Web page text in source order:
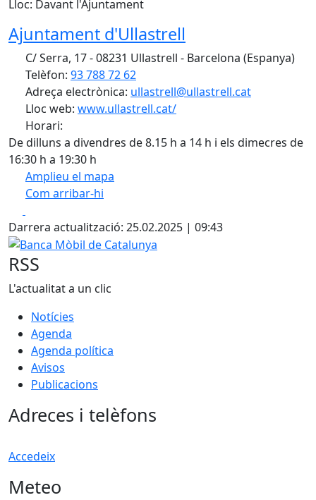
Lloc: Davant l'Ajuntament
Ajuntament d'Ullastrell
C/ Serra, 17 - 08231 Ullastrell - Barcelona (Espanya)
Telèfon: 93 788 72 62
Adreça electrònica: ullastrell@ullastrell.cat
Lloc web: www.ullastrell.cat/
Horari:
De dilluns a divendres de 8.15 h a 14 h i els dimecres de
16:30 h a 19:30 h
Amplieu el mapa
Com arribar-hi
+
−
Darrera actualització: 25.02.2025 | 09:43
Banca Mòbil de Catalunya
RSS
L'actualitat a un clic
Notícies
Agenda
Agenda política
Avisos
Publicacions
Adreces i telèfons
Accedeix
Meteo